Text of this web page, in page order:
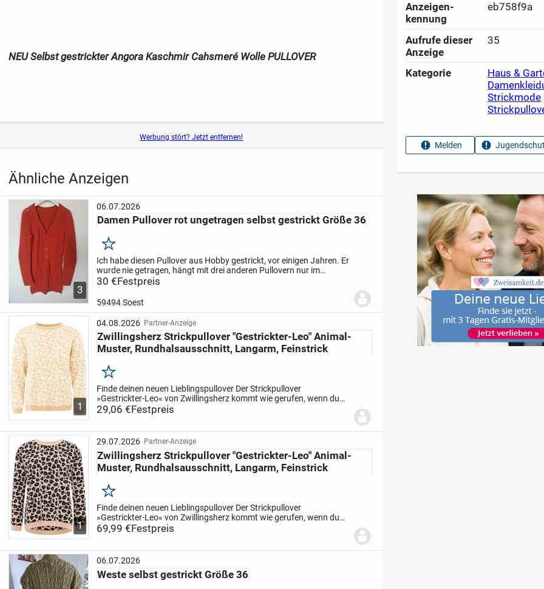
NEU Selbst gestrickter Angora Kaschmir Cahsmeré Wolle PULLOVER
Werbung stört? Jetzt entfernen!
Ähnliche Anzeigen
3
06.07.2026
Damen Pullover rot ungetragen selbst gestrickt Größe 36
Merken
Ich habe diesen Pullover aus Hobby gestrickt, vor einigen Jahren. Er
wurde nie getragen, hängt mit drei anderen Pullovern nur im
Schrank und kann deshalb weg. Handwäsche ist obligatorisch,
30 €Festpreis
59494 Soest
1
04.08.2026 Partner-Anzeige
Zwillingsherz Strickpullover "Gestrickter-Leo" Animal-
Muster, Rundhalsausschnitt, Langarm, Feinstrick
Merken
Finde deinen neuen Lieblingspullover Der Strickpullover
»Gestrickter-Leo« von Zwillingsherz kommt wie gerufen, wenn du
dich einkuscheln willst. Die langen Ärmel enden in einem
Rippbündchen, das für...
29,06 €Festpreis
1
29.07.2026 Partner-Anzeige
Zwillingsherz Strickpullover "Gestrickter-Leo" Animal-
Muster, Rundhalsausschnitt, Langarm, Feinstrick
Merken
Finde deinen neuen Lieblingspullover Der Strickpullover
»Gestrickter-Leo« von Zwillingsherz kommt wie gerufen, wenn du
dich einkuscheln willst. Die langen Ärmel enden in einem
Rippbündchen, das für...
69,99 €Festpreis
06.07.2026
Weste selbst gestrickt Größe 36
Anzeigen­
kennung
eb758f9a
Aufrufe dieser
Anzeige
35
Kategorie Haus &
Strickmode
Melden